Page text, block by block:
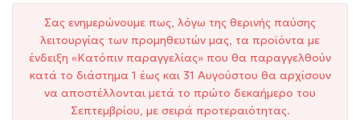
Σας ενημερώνουμε πως, λόγω της θερινής παύσης
λειτουργίας των προμηθευτών μας, τα προϊόντα με
ένδειξη «Κατόπιν παραγγελίας» που θα παραγγελθούν
κατά το διάστημα 1 έως και 31 Αυγούστου θα αρχίσουν
να αποστέλλονται μετά το πρώτο δεκαήμερο του
Σεπτεμβρίου, με σειρά προτεραιότητας.